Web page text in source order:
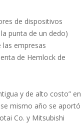
de dispositivos
punta de un dedo)
empresas
de Hemlock de
y de alto costo” en
mismo año se aportó
Co. y Mitsubishi